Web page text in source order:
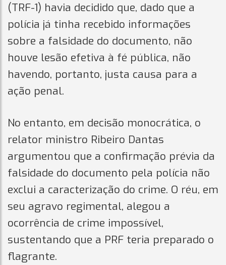
(TRF-1) havia decidido que, dado que a
polícia já tinha recebido informações
sobre a falsidade do documento, não
houve lesão efetiva à fé pública, não
havendo, portanto, justa causa para a
ação penal.
No entanto, em decisão monocrática, o
relator ministro Ribeiro Dantas
argumentou que a confirmação prévia da
falsidade do documento pela polícia não
exclui a caracterização do crime. O réu, em
seu agravo regimental, alegou a
ocorrência de crime impossível,
sustentando que a PRF teria preparado o
flagrante.